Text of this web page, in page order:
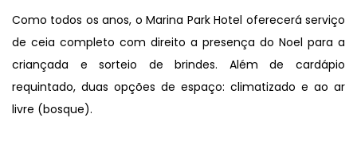
Como todos os anos, o Marina Park Hotel oferecerá serviço
de ceia completo com direito a presença do Noel para a
criançada e sorteio de brindes. Além de cardápio
requintado, duas opções de espaço: climatizado e ao ar
livre (bosque).